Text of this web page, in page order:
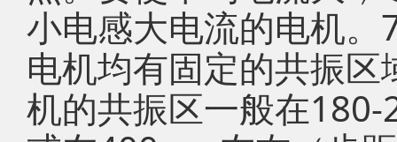
小电感大电流的电机
电机均有固定的共振
机的共振区一般在